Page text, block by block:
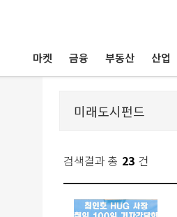
마켓 금융 부동산 산업
검색결과 총 23 건